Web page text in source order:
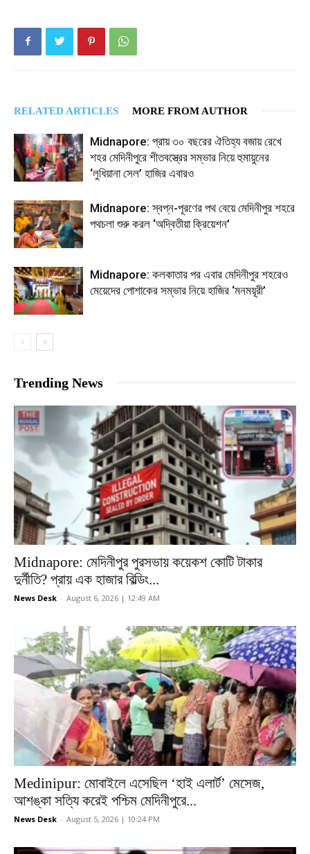
RELATED ARTICLES MORE FROM AUTHOR
Midnapore: প্রায় ৩০ বছরের ঐতিহ্য বজায় রেখে
শহর মেদিনীপুরে শীতবস্ত্রের সম্ভার নিয়ে হুমায়ুনের
‘লুধিয়ানা সেল’ হাজির এবারও
Midnapore: স্বপ্ন-পূরণের পথ বেয়ে মেদিনীপুর শহরে
পথচলা শুরু করল ‘অদ্বিতীয়া ক্রিয়েশন’
Midnapore: কলকাতার পর এবার মেদিনীপুর শহরেও
মেয়েদের পোশাকের সম্ভার নিয়ে হাজির ‘মনময়ূরী’
Trending News
Midnapore: মেদিনীপুর পুরসভায় কয়েকশ কোটি টাকার
দুর্নীতি? প্রায় এক হাজার বিল্ডিং...
News Desk - August 6, 2026 | 12:49 AM
Medinipur: মোবাইলে এসেছিল ‘হাই এলার্ট’ মেসেজ,
আশঙ্কা সত্যি করেই পশ্চিম মেদিনীপুরে...
News Desk - August 5, 2026 | 10:24 PM